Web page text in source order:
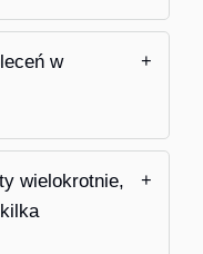
w
wielokrotnie,